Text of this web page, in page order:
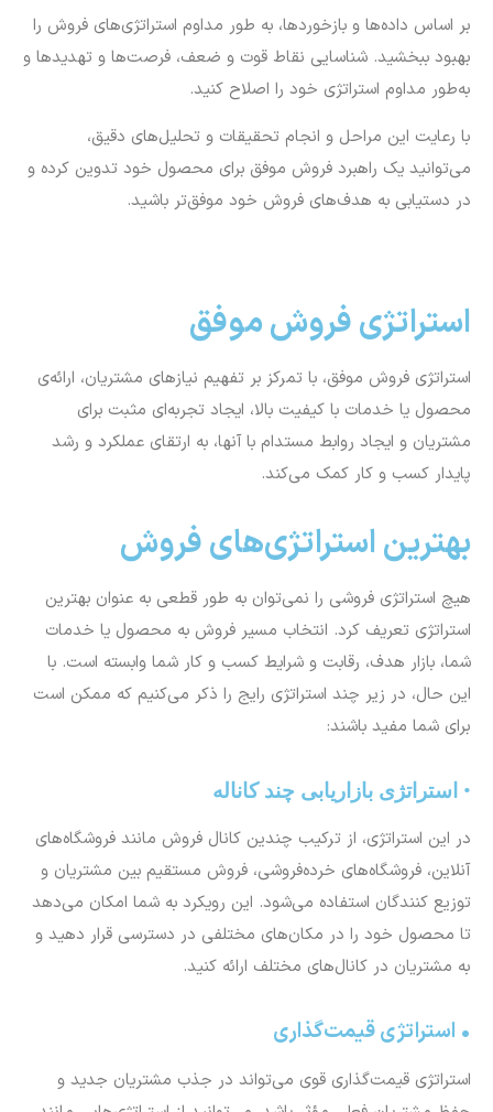
بر اساس داده‌ها و بازخورد‌ها، به طور مداوم استراتژی‌های فروش را
بهبود ببخشید. شناسایی نقاط قوت و ضعف، فرصت‌ها و تهدیدها و
به‌طور مداوم استراتژی خود را اصلاح کنید.
با رعایت این مراحل و انجام تحقیقات و تحلیل‌های دقیق،
می‌توانید یک راهبرد فروش موفق برای محصول خود تدوین کرده و
در دستیابی به هدف‌های فروش خود موفق‌تر باشید.
استراتژی فروش موفق
استراتژی فروش موفق، با تمرکز بر تفهیم نیازهای مشتریان، ارائه‌ی
محصول یا خدمات با کیفیت بالا، ایجاد تجربه‌ای مثبت برای
مشتریان و ایجاد روابط مستدام با آنها، به ارتقای عملکرد و رشد
پایدار کسب و کار کمک می‌کند.
بهترین استراتژی‌های فروش
هیچ استراتژی فروشی را نمی‌توان به طور قطعی به عنوان بهترین
استراتژی تعریف کرد. انتخاب مسیر فروش به محصول یا خدمات
شما، بازار هدف، رقابت و شرایط کسب و کار شما وابسته است. با
این حال، در زیر چند استراتژی رایج را ذکر می‌کنیم که ممکن است
برای شما مفید باشند:
• استراتژی بازاریابی چند کاناله
در این استراتژی، از ترکیب چندین کانال فروش مانند فروشگاه‌های
آنلاین، فروشگاه‌های خرده‌فروشی، فروش مستقیم بین مشتریان و
توزیع کنندگان استفاده می‌شود. این رویکرد به شما امکان می‌دهد
تا محصول خود را در مکان‌های مختلفی در دسترسی قرار دهید و
به مشتریان در کانال‌های مختلف ارائه کنید.
• استراتژی قیمت‌گذاری
استراتژی قیمت‌گذاری قوی می‌تواند در جذب مشتریان جدید و